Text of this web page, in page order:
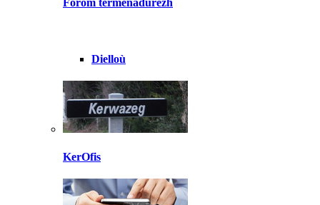
Forom termenadurezh
Dielloù
KerOfis